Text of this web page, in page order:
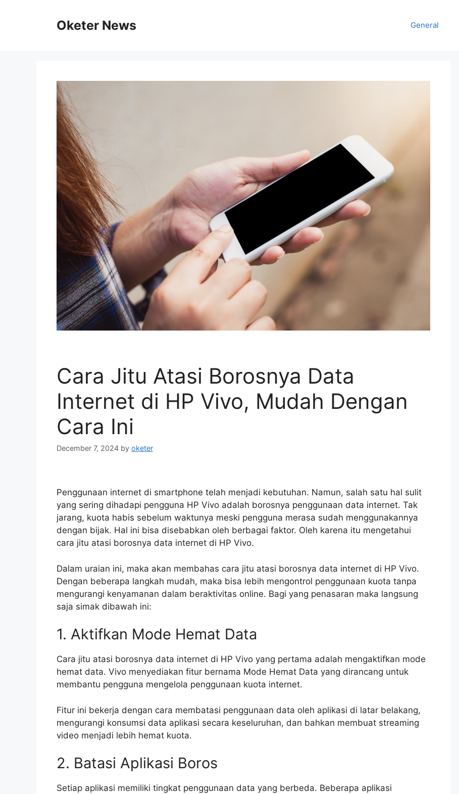
Oketer News General
Cara Jitu Atasi Borosnya Data
Internet di HP Vivo, Mudah Dengan
Cara Ini
December 7, 2024 by oketer
Penggunaan internet di smartphone telah menjadi kebutuhan. Namun, salah satu hal sulit
yang sering dihadapi pengguna HP Vivo adalah borosnya penggunaan data internet. Tak
jarang, kuota habis sebelum waktunya meski pengguna merasa sudah menggunakannya
dengan bijak. Hal ini bisa disebabkan oleh berbagai faktor. Oleh karena itu mengetahui
cara jitu atasi borosnya data internet di HP Vivo.
Dalam uraian ini, maka akan membahas cara jitu atasi borosnya data internet di HP Vivo.
Dengan beberapa langkah mudah, maka bisa lebih mengontrol penggunaan kuota tanpa
mengurangi kenyamanan dalam beraktivitas online. Bagi yang penasaran maka langsung
saja simak dibawah ini:
1. Aktifkan Mode Hemat Data
Cara jitu atasi borosnya data internet di HP Vivo yang pertama adalah mengaktifkan mode
hemat data. Vivo menyediakan fitur bernama Mode Hemat Data yang dirancang untuk
membantu pengguna mengelola penggunaan kuota internet.
Fitur ini bekerja dengan cara membatasi penggunaan data oleh aplikasi di latar belakang,
mengurangi konsumsi data aplikasi secara keseluruhan, dan bahkan membuat streaming
video menjadi lebih hemat kuota.
2. Batasi Aplikasi Boros
Setiap aplikasi memiliki tingkat penggunaan data yang berbeda. Beberapa aplikasi